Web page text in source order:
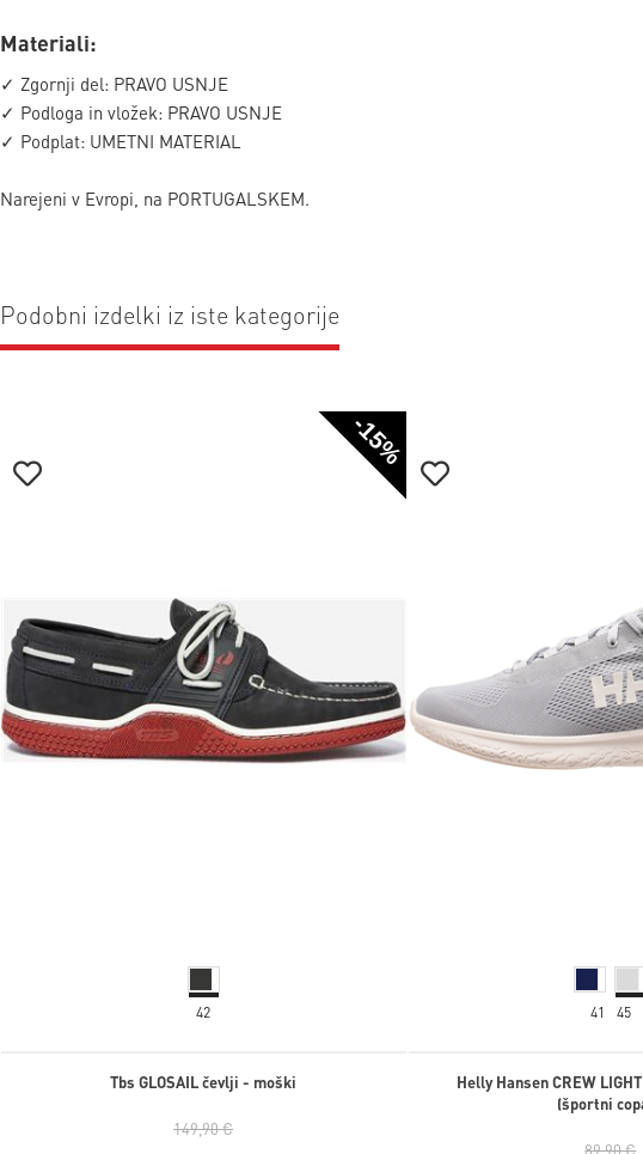
Materiali:
✓ Zgornji del: PRAVO USNJE
✓ Podloga in vložek: PRAVO USNJE
✓ Podplat: UMETNI MATERIAL
Narejeni v Evropi, na PORTUGALSKEM.
Podobni izdelki iz iste kategorije
-15%
42
Tbs GLOSAIL čevlji - moški
149,90 €
41 45
Helly Hansen CREW
(športni
89,90 €